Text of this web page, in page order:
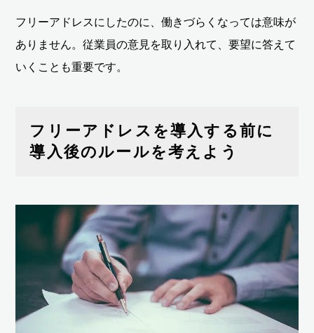
フリーアドレスにしたのに、働きづらくなっては意味が
ありません。従業員の意見を取り入れて、要望に答えて
いくことも重要です。
フリーアドレスを導入する前に
導入後のルールを考えよう